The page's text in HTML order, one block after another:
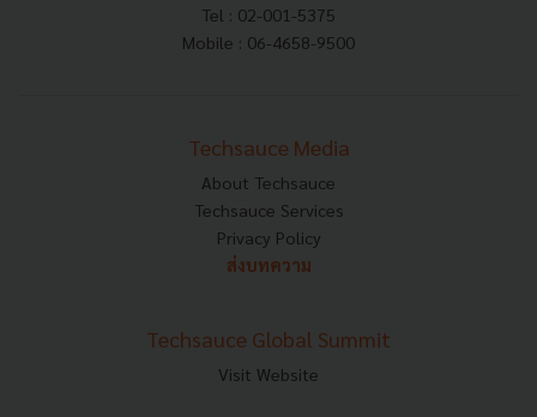
Tel : 02-001-5375
Mobile : 06-4658-9500
Techsauce Media
About Techsauce
Techsauce Services
Privacy Policy
ส่งบทความ
Techsauce Global Summit
Visit Website